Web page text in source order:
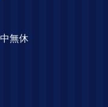
無休